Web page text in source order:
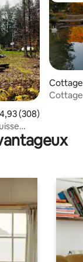
: 4,98 sur 5
moyenne
4,93 (308)
Cottage